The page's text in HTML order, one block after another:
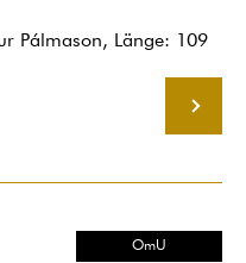
Pálmason, Länge: 109
OmU